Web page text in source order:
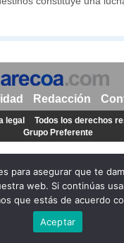
para asegurar que te
web. Si continúas
que estás de acuerdo
Aceptar
Redacción
legal
Todos los derechos
Grupo Preferente